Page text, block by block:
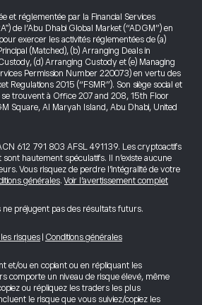
et réglementée par la Financial Services
de l’Abu Dhabi Global Market (“ADGM”) en
exercer les activités réglementées de (a)
(Matched), (b) Arranging Deals in
(d) Arranging Custody et (e) Managing
Permission Number 220073) en vertu des
Regulations 2015 (“FSMR”). Son siège social et
se trouvent à Office 207 and 208, 15th Floor
Square, Al Maryah Island, Abu Dhabi, United
612 791 803 AFSL 491139. Les cryptoactifs
hautement spéculatifs. Il n’existe aucune
Vous risquez de perdre l’intégralité de votre
générales.Voir l’avertissement complet
ne préjugent pas des résultats futurs.
risques Conditions générales
et/ou en copiant ou en répliquant les
comporte un niveau de risque élevé, même
ou répliquez les traders les plus
le risque que vous suiviez/copiez les